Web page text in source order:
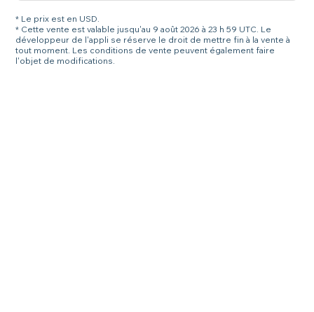
* Le prix est en USD.
* Cette vente est valable jusqu'au 9 août 2026 à 23 h 59 UTC. Le
développeur de l'appli se réserve le droit de mettre fin à la vente à
tout moment. Les conditions de vente peuvent également faire
l'objet de modifications.